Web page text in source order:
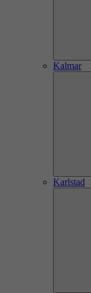
Kalmar
Karlstad